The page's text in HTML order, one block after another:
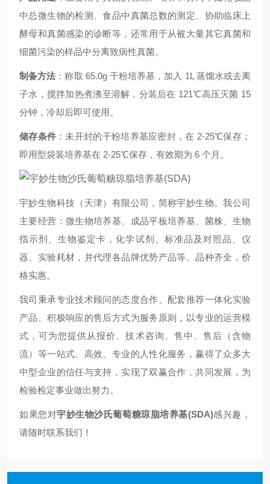
中总微生物的检测、食品中真菌总数的测定、协助临床上
酵母和真菌感染的诊断等，还常用于从被大量其它真菌和
细菌污染的样品中分离致病性真菌。
制备方法 ：称取 65.0g 干粉培养基，加入 1L 蒸馏水或去离
子水，搅拌加热煮沸至溶解，分装后在 121℃高压灭菌 15
分钟，冷却后即可使用。
储存条件 ：未开封的干粉培养基应密封，在 2-25℃保存；
即用型袋装培养基在 2-25℃保存，有效期为 6 个月。
宇妙生物科技（天津）有限公司，简称宇妙生物。我公司
主要经营：微生物培养基、成品平板培养基、菌株、生物
指示剂、生物鉴定卡，化学试剂、标准品及对照品、仪
器、实验耗材，并代理各品牌优势产品等。品种齐全，价
格实惠。
我司秉承专业技术顾问的态度合作、配套推荐一体化实验
产品、积极响应的售后方式为服务原则，以专业的运营模
式，可为您提供从报价、技术咨询、售中、售后（含物
流）等一站式、高效、专业的人性化服务，赢得了众多大
中型企业的信任与支持，实现了双赢合作，共同发展，为
检验检定事业做出努力。
如果您对宇妙生物沙氏葡萄糖琼脂培养基(SDA)感兴趣，
请随时联系我们！